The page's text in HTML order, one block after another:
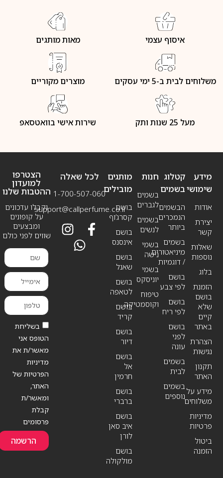
איסוף עצמי מאות מותגים
משלוחים לבית ב-5 ימי עסקים מוצרים מקוריים
מעל 25 שנות ותק שירות אישי בוואטסאפ
מידע
שימושי
אודות
יצירת
קשר
שאלות
נוספות
בלוג
הזמנת
בושם
שלא
קיים
באתר
הצהרת
נגישות
תקנון
האתר
מידע על
משלוחים
מדיניות
פרטיות
ביטול
הזמנה
חנות
בשמים
לגברים
בשמים
לנשים
בשמי
נישה
בשמי
יוניסקס
טיפוח
וקוסמטיקה
קטלוג
בשמים
הבשמים
הנמכרים
ביותר
בשמים
מיניאטורים
/ דוגמיות
בושם
לפי צבע
בושם
לפי ריח
בושם
לפני
עונה
בשמים
לבית
בשמים
נוספים
מותגים
מובילים
בושם
קסרג’וף
בושם
אינסנס
בושם
שאנל
בושם
לטאפה
בושם
קריד
בושם
דיור
בושם
אל
חרמין
בושם
ברברי
בושם
איב סאן
לורן
בושם
מולקולה
לכל שאלה
1-700-507-060
support@callperfume.co.il
הצטרפו
למועדון
ההטבות שלנו
וקבלו עדכונים
על קופונים
ומבצעים
שווים לפני כולם
בשליחת
הטופס אני
מאשר/ת את
מדיניות
הפרטיות של
האתר,
ומאשר/ת
קבלת
פרסומים
הרשמה